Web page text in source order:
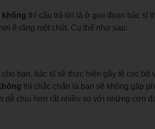
không thì câu trả lời là ở giai đoạn bác sĩ
ê răng một chút. Cụ thể như sau:
bạn, bác sĩ sẽ thực hiện gây tê cục bộ
thì chắc chắn là bạn sẽ không gặp
dễ chịu hơn rất nhiều so với những cơn